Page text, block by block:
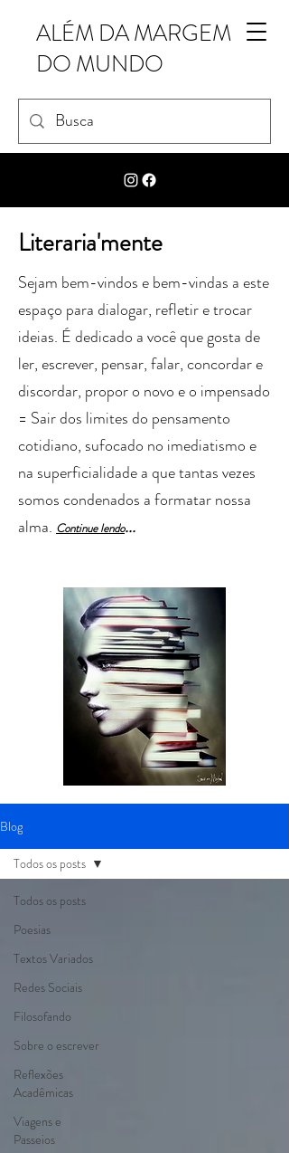
ALÉM DA MARGEM
DO MUNDO
Literaria'mente
Sejam bem-vindos e bem-vindas a este
espaço para dialogar, refletir e trocar
ideias. É dedicado a você que gosta de
ler, escrever, pensar, falar, concordar e
discordar, propor o novo e o impensado
= Sair dos limites do pensamento
cotidiano, sufocado no imediatismo e
na superficialidade a que tantas vezes
somos condenados a formatar nossa
alma. Continue lendo...
Blog
Todos os posts
Poesias
Textos Variados
Redes Sociais
Filosofando
Sobre o escrever
Reflexões
Acadêmicas
Viagens e
Passeios
Todos os posts